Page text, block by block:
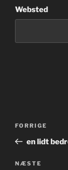
Websted
Forrige
indlæg
FORRIGE
en lidt
Næste
NÆSTE